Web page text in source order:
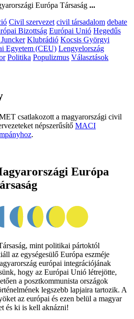
Európa Társaság ...
Civil szervezet civil társadalom debate
Bizottság Európai Unió Hegedűs
Klubrádió Kocsis Györgyi
Egyetem (CEU) Lengyelország
Politika Populizmus Választások
csatlakozott a magyarországi civil
népszerűsítő MACI
.
Európa
mint politikai pártoktól
az egységesülő Európa eszméje
európai integrációjának
hogy az Európai Unió létrejötte,
a posztkommunista országok
legszebb lapjaira tartozik. A
az európai és ezen belül a magyar
és ki is kell aknázni!